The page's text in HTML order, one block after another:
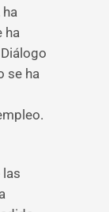
ha
ha
se ha
las